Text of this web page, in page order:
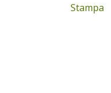
Stampa